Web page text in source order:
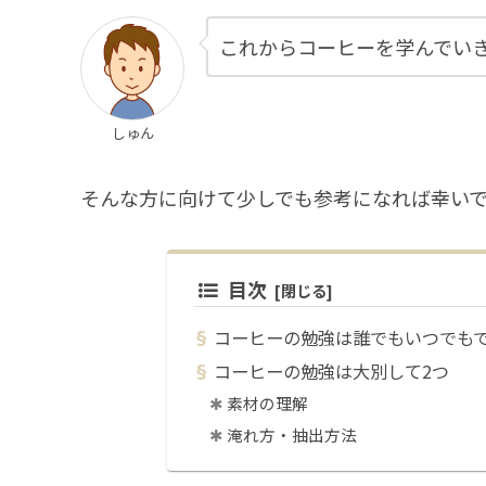
しゅん
これからコーヒーを学んでい
そんな方に向けて少しでも参考になれば幸い
目次
コーヒーの勉強は誰でもいつでも
コーヒーの勉強は大別して2つ
素材の理解
淹れ方・抽出方法